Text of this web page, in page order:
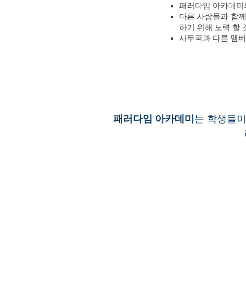
패러다임 아카데
다른 사람들과 함
하기 위해 노력 할
사무국과 다른 멤
패러다임 아카데미는 학생들